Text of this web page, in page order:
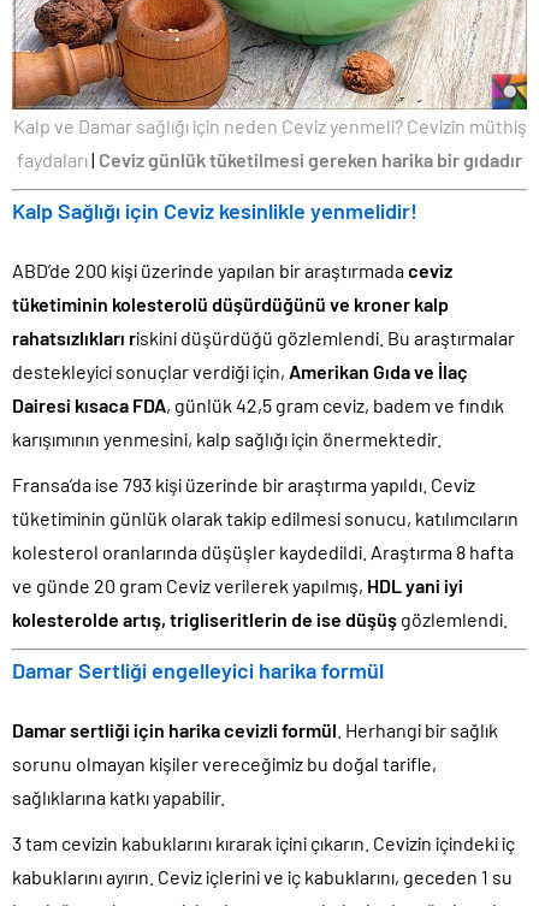
Kalp ve Damar sağlığı için neden Ceviz yenmeli? Cevizin müthiş
faydaları| Ceviz günlük tüketilmesi gereken harika bir gıdadır
Kalp Sağlığı için Ceviz kesinlikle yenmelidir!
ABD’de 200 kişi üzerinde yapılan bir araştırmadaceviz
tüketiminin kolesterolü düşürdüğünü ve kroner kalp
rahatsızlıkları riskini düşürdüğü gözlemlendi. Bu araştırmalar
destekleyici sonuçlar verdiği için, Amerikan Gıda ve İlaç
Dairesi kısaca FDA, günlük 42,5 gram ceviz, badem ve fındık
karışımının yenmesini, kalp sağlığı için önermektedir.
Fransa’da ise 793 kişi üzerinde bir araştırma yapıldı. Ceviz
tüketiminin günlük olarak takip edilmesi sonucu, katılımcıların
kolesterol oranlarında düşüşler kaydedildi. Araştırma 8 hafta
ve günde 20 gram Ceviz verilerek yapılmış, HDL yani iyi
kolesterolde artış, trigliseritlerin de ise düşüş gözlemlendi.
Damar Sertliği engelleyici harika formül
Damar sertliği için harika cevizli formül . Herhangi bir sağlık
sorunu olmayan kişiler vereceğimiz bu doğal tarifle,
sağlıklarına katkı yapabilir.
3 tam cevizin kabuklarını kırarak içini çıkarın. Cevizin içindeki iç
kabuklarını ayırın. Ceviz içlerini ve iç kabuklarını, geceden 1 su